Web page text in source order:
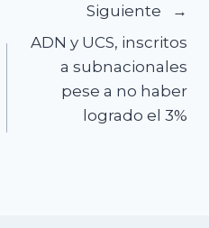
Siguiente
ADN y UCS, inscritos
a subnacionales
pese a no haber
logrado el 3%